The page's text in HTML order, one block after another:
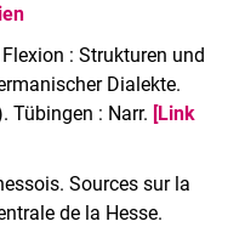
: Strukturen und
Dialekte.
Tübingen : Narr. [Link
Sources sur la
de la Hesse.